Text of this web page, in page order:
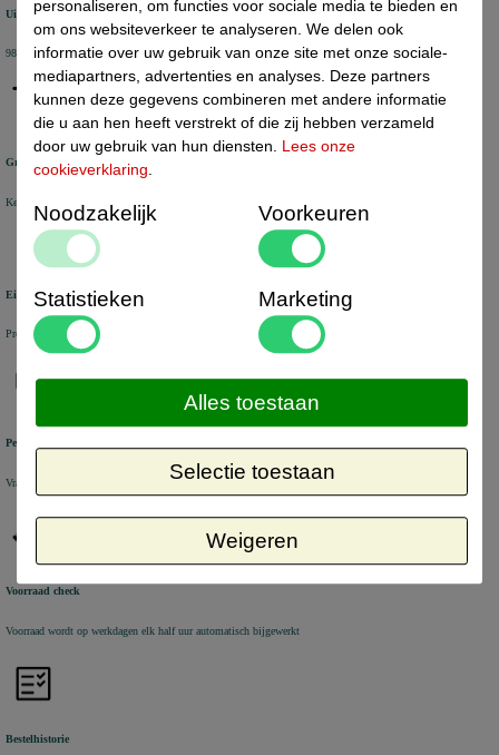
Uitstekende review score
98% van de KiyOh reviews beveelt ons aan
Groot assortiment
Keuze uit +/- 6000 artikelen voor uw bedrijf
Eigen voorraad
Producten veelal uit voorraad leverbaar uit eigen magazijn in Nederland
Persoonlijke service
Vragen en bestellen via Chat, Email en Telefoon
Voorraad check
Voorraad wordt op werkdagen elk half uur automatisch bijgewerkt
Bestelhistorie
personaliseren, om functies voor sociale media te bieden en
om ons websiteverkeer te analyseren. We delen ook
informatie over uw gebruik van onze site met onze sociale-
mediapartners, advertenties en analyses. Deze partners
kunnen deze gegevens combineren met andere informatie
die u aan hen heeft verstrekt of die zij hebben verzameld
door uw gebruik van hun diensten. Lees onze
cookieverklaring.
Noodzakelijk Voorkeuren
Statistieken Marketing
Weigeren
Selectie toestaan
Alles toestaan